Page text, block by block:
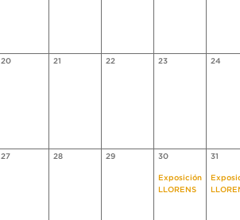
20 21 22 23 24
27 28 29 30
Exposición
LLORENS
31